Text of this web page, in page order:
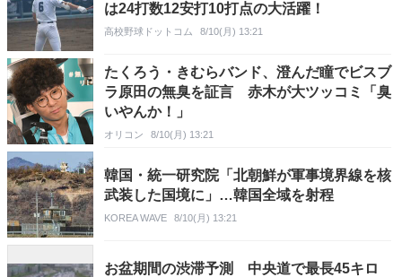
は24打数12安打10打点の大活躍！
高校野球ドットコム 8/10(月) 13:21
たくろう・きむらバンド、澄んだ瞳でビスブ
ラ原田の無臭を証言 赤木が大ツッコミ「臭
いやんか！」
オリコン 8/10(月) 13:21
韓国・統一研究院「北朝鮮が軍事境界線を核
武装した国境に」…韓国全域を射程
KOREA WAVE 8/10(月) 13:21
お盆期間の渋滞予測 中央道で最長45キロ